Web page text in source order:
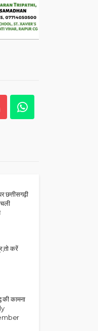
छत्तीसगढ़ी
चली
करें
की कामना